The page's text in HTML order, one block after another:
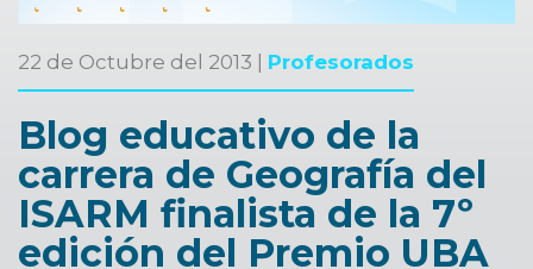
22 de Octubre del 2013 | Profesorados
Blog educativo de la
carrera de Geografía del
ISARM finalista de la 7º
edición del Premio UBA